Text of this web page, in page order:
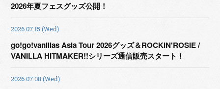
2026年夏フェスグッズ公開！
2026.07.15 (Wed)
go!go!vanillas Asia Tour 2026グッズ＆ROCKIN'ROSIE /
VANILLA HITMAKER!!シリーズ通信販売スタート！
2026.07.08 (Wed)